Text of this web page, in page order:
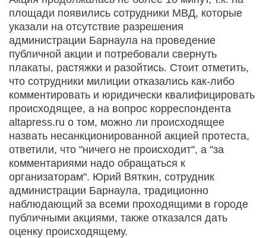
площади появились сотрудники МВД, которые
указали на отсутствие разрешения
администрации Барнаула на проведение
публичной акции и потребовали свернуть
плакаты, растяжки и разойтись. Стоит отметить,
что сотрудники милиции отказались как-либо
комментировать и юридически квалифицировать
происходящее, а на вопрос корреспондента
altapress.ru о том, можно ли происходящее
назвать несанкционированной акцией протеста,
ответили, что "ничего не происходит", а "за
комментариями надо обращаться к
организаторам". Юрий Вяткин, сотрудник
администрации Барнаула, традиционно
наблюдающий за всеми проходящими в городе
публичными акциями, также отказался дать
оценку происходящему.